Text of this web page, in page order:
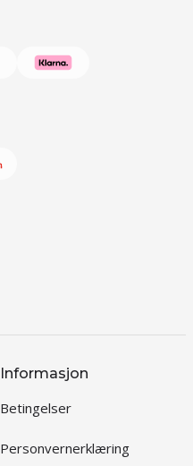
Informasjon
Betingelser
Personvernerklæring